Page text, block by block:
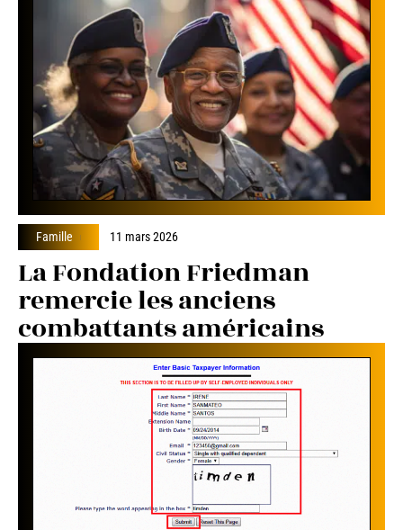
Famille 11 mars 2026
La Fondation Friedman
remercie les anciens
combattants américains